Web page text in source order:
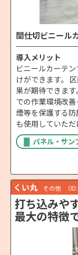
間仕切ビニール
導入メリット
ビニールカーテ
けができます。
果が期待できま
での作業環境改
煙等を保護する
も使用していただ
パネル・サン
くい丸 その他 （
打ち込みや
最大の特徴で